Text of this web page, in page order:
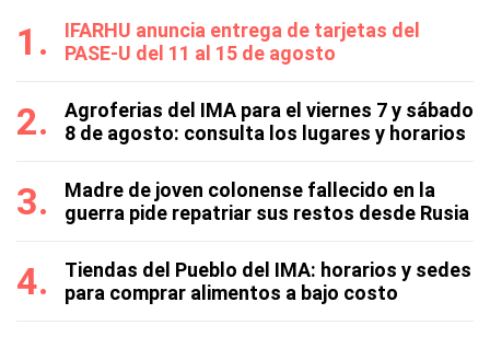
IFARHU anuncia entrega de tarjetas del
PASE-U del 11 al 15 de agosto
Agroferias del IMA para el viernes 7 y sábado
8 de agosto: consulta los lugares y horarios
Madre de joven colonense fallecido en la
guerra pide repatriar sus restos desde Rusia
Tiendas del Pueblo del IMA: horarios y sedes
para comprar alimentos a bajo costo